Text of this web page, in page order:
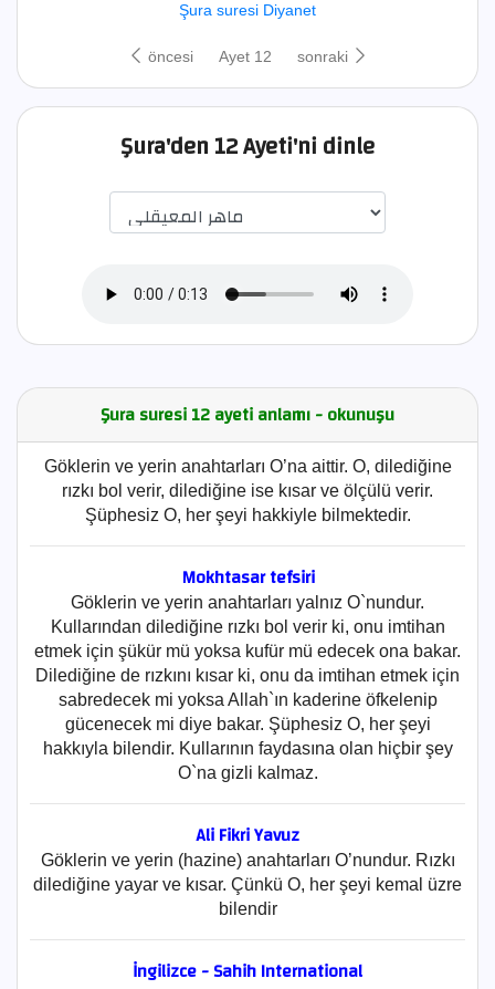
Şura suresi Diyanet
öncesi Ayet 12 sonraki
Şura'den 12 Ayeti'ni dinle
Şura suresi 12 ayeti anlamı - okunuşu
Göklerin ve yerin anahtarları O’na aittir. O, dilediğine
rızkı bol verir, dilediğine ise kısar ve ölçülü verir.
Şüphesiz O, her şeyi hakkiyle bilmektedir.
Mokhtasar tefsiri
Göklerin ve yerin anahtarları yalnız O`nundur.
Kullarından dilediğine rızkı bol verir ki, onu imtihan
etmek için şükür mü yoksa kufür mü edecek ona bakar.
Dilediğine de rızkını kısar ki, onu da imtihan etmek için
sabredecek mi yoksa Allah`ın kaderine öfkelenip
gücenecek mi diye bakar. Şüphesiz O, her şeyi
hakkıyla bilendir. Kullarının faydasına olan hiçbir şey
O`na gizli kalmaz.
Ali Fikri Yavuz
Göklerin ve yerin (hazine) anahtarları O’nundur. Rızkı
dilediğine yayar ve kısar. Çünkü O, her şeyi kemal üzre
bilendir
İngilizce - Sahih International